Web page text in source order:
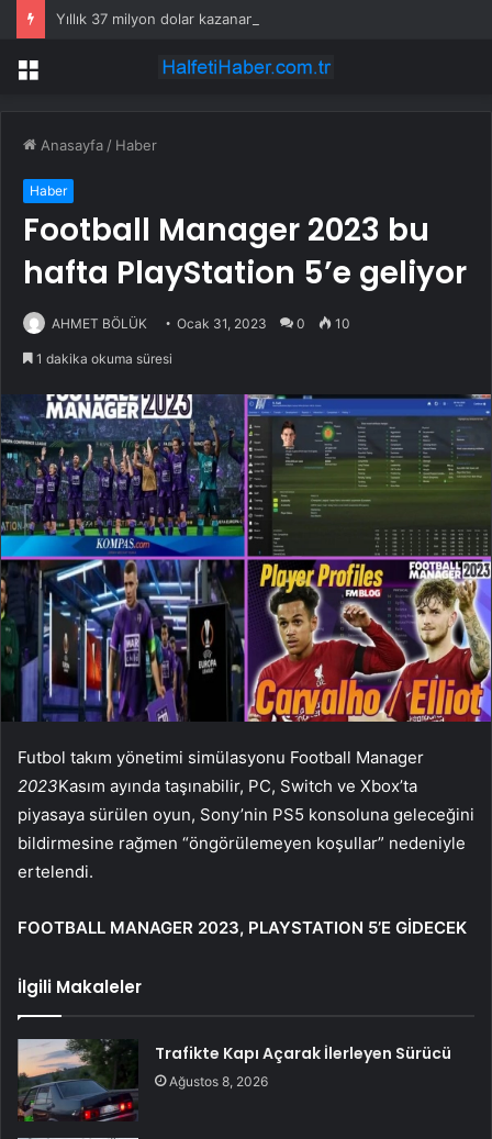
Menü
Anasayfa / Haber
Haber
Football Manager 2023 bu
hafta PlayStation 5’e geliyor
AHMET BÖLÜK Ocak 31, 2023 0 10
1 dakika okuma süresi
Futbol takım yönetimi simülasyonu Football Manager
2023Kasım ayında taşınabilir, PC, Switch ve Xbox’ta
piyasaya sürülen oyun, Sony’nin PS5 konsoluna geleceğini
bildirmesine rağmen “öngörülemeyen koşullar” nedeniyle
ertelendi.
FOOTBALL MANAGER 2023, PLAYSTATION 5’E GİDECEK
İlgili Makaleler
Trafikte Kapı Açarak İlerleyen Sürücü
Ağustos 8, 2026